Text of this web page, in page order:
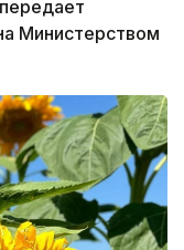
Министерством